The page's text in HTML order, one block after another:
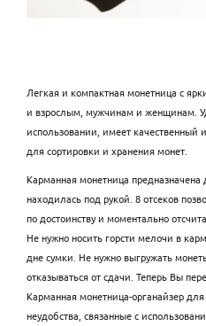
Легкая и компактная монетница с
и взрослым, мужчинам и женщинам.
использовании, имеет
для сортировки и хранения монет.
Карманная монетница
находилась под рукой. 8 отсеков
по достоинству и моментально
Не нужно носить горсти мелочи в
дне сумки. Не нужно выгружать
отказываться от сдачи. Теперь Вы
Карманная монетница-органайзер
неудобства, связанные с